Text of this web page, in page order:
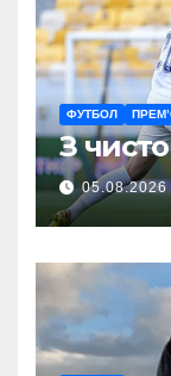
ФУТБОЛ
З
05.08.2026